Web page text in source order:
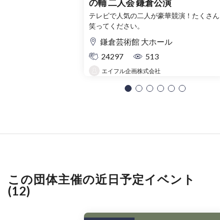
の輔 二人会 鎌倉公演
テレビで人気の二人が豪華競演！たくさん
笑ってください。
鎌倉芸術館 大ホール
24297
513
エイフル企画株式会社
この団体主催の近日予定イベント
(12)